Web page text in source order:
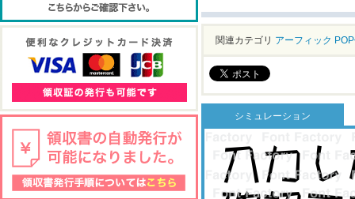
関連カテゴリ アーフィック
シミュレーション